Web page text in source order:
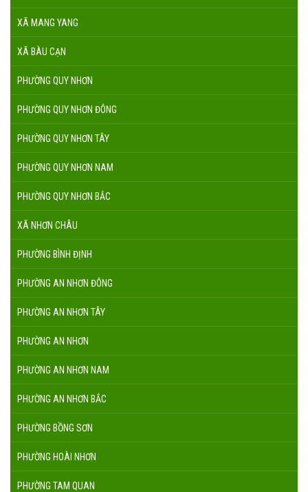
XÃ MANG YANG
XÃ BÀU CẠN
PHƯỜNG QUY NHƠN
PHƯỜNG QUY NHƠN ĐÔNG
PHƯỜNG QUY NHƠN TÂY
PHƯỜNG QUY NHƠN NAM
PHƯỜNG QUY NHƠN BẮC
XÃ NHƠN CHÂU
PHƯỜNG BÌNH ĐỊNH
PHƯỜNG AN NHƠN ĐÔNG
PHƯỜNG AN NHƠN TÂY
PHƯỜNG AN NHƠN
PHƯỜNG AN NHƠN NAM
PHƯỜNG AN NHƠN BẮC
PHƯỜNG BỒNG SƠN
PHƯỜNG HOÀI NHƠN
PHƯỜNG TAM QUAN